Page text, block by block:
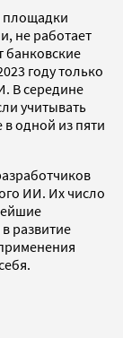
площадки
не работает
банковские
году только
В середине
учитывать
одной из пяти
ИИ. Их число
развитие